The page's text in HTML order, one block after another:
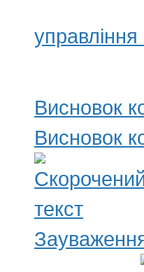
Висновок
Висновок